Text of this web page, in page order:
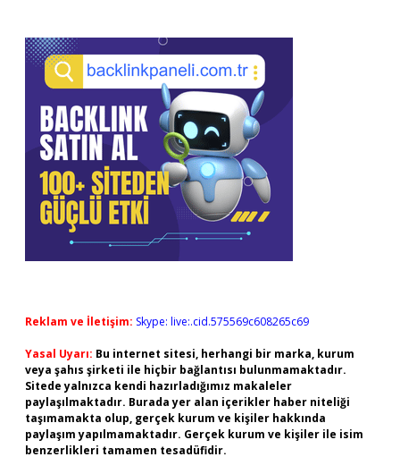
Reklam ve İletişim: Skype: live:.cid.575569c608265c69
Yasal Uyarı: Bu internet sitesi, herhangi bir marka, kurum
veya şahıs şirketi ile hiçbir bağlantısı bulunmamaktadır.
Sitede yalnızca kendi hazırladığımız makaleler
paylaşılmaktadır. Burada yer alan içerikler haber niteliği
taşımamakta olup, gerçek kurum ve kişiler hakkında
paylaşım yapılmamaktadır. Gerçek kurum ve kişiler ile isim
benzerlikleri tamamen tesadüfidir.